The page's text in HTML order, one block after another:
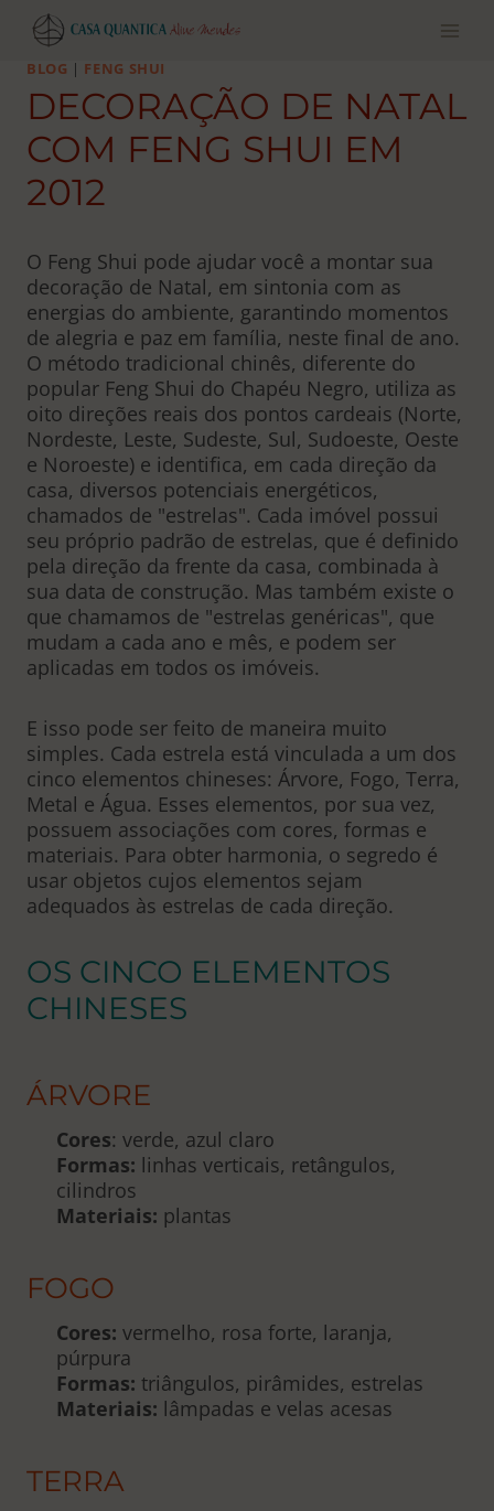
Pular
para
conteúdo
BLOG | FENG SHUI
DECORAÇÃO DE NATAL
COM FENG SHUI EM
2012
O Feng Shui pode ajudar você a montar sua
decoração de Natal, em sintonia com as
energias do ambiente, garantindo momentos
de alegria e paz em família, neste final de ano.
O método tradicional chinês, diferente do
popular Feng Shui do Chapéu Negro, utiliza as
oito direções reais dos pontos cardeais (Norte,
Nordeste, Leste, Sudeste, Sul, Sudoeste, Oeste
e Noroeste) e identifica, em cada direção da
casa, diversos potenciais energéticos,
chamados de "estrelas". Cada imóvel possui
seu próprio padrão de estrelas, que é definido
pela direção da frente da casa, combinada à
sua data de construção. Mas também existe o
que chamamos de "estrelas genéricas", que
mudam a cada ano e mês, e podem ser
aplicadas em todos os imóveis.
E isso pode ser feito de maneira muito
simples. Cada estrela está vinculada a um dos
cinco elementos chineses: Árvore, Fogo, Terra,
Metal e Água. Esses elementos, por sua vez,
possuem associações com cores, formas e
materiais. Para obter harmonia, o segredo é
usar objetos cujos elementos sejam
adequados às estrelas de cada direção.
OS CINCO ELEMENTOS
CHINESES
ÁRVORE
Cores: verde, azul claro
Formas: linhas verticais, retângulos,
cilindros
Materiais: plantas
FOGO
Cores: vermelho, rosa forte, laranja,
púrpura
Formas: triângulos, pirâmides, estrelas
Materiais: lâmpadas e velas acesas
TERRA